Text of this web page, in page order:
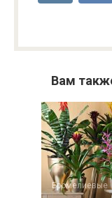
Вам
Бромелиевые